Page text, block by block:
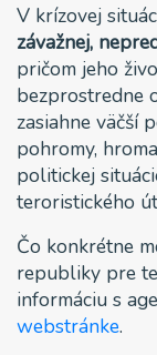
V krízovej
závažnej,
pričom jeho
bezprostredne
zasiahne väčší
pohromy,
politickej
teroristického
Čo konkrétne
republiky pre
informáciu s
webstránke.